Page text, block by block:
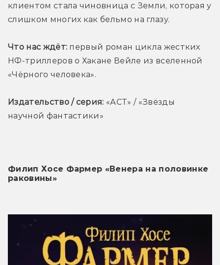
клиентом стала чиновница с Земли, которая у
слишком многих как бельмо на глазу.
Что нас ждёт: первый роман цикла жестких
НФ-триллеров о Хакане Вейле из вселенной
«Чёрного человека».
Издательство / серия: «АСТ» / «Звёзды
научной фантастики»
Филип Хосе Фармер «Венера на половинке
раковины»